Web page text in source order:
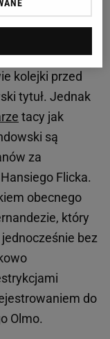
imponującą
po karierze
kolejki przed
tytuł. Jednak
tacy jak
są
za
Flicka.
obecnego
który
jednocześnie bez
do
Olmo.